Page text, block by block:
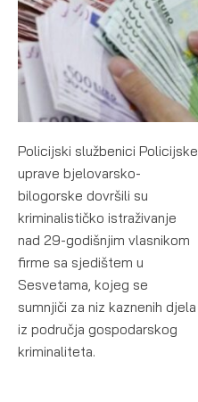
Policijski službenici Policijske
uprave bjelovarsko-
bilogorske dovršili su
kriminalističko istraživanje
nad 29-godišnjim vlasnikom
firme sa sjedištem u
Sesvetama, kojeg se
sumnjiči za niz kaznenih djela
iz područja gospodarskog
kriminaliteta.